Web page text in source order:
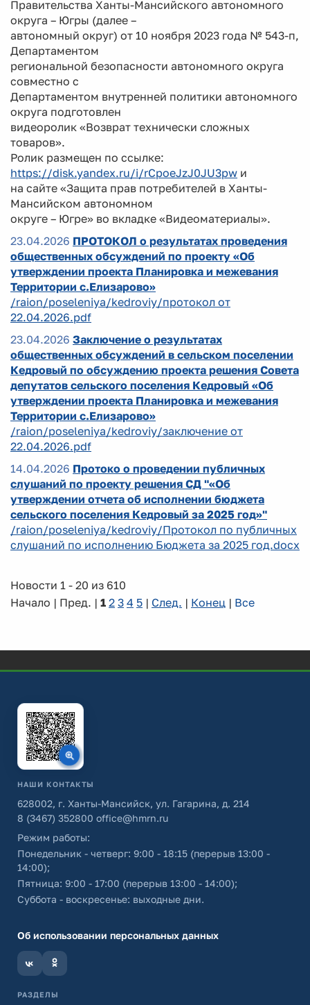
Правительства Ханты-Мансийского автономного
округа – Югры (далее –
автономный округ) от 10 ноября 2023 года № 543-п,
Департаментом
региональной безопасности автономного округа
совместно с
Департаментом внутренней политики автономного
округа подготовлен
видеоролик «Возврат технически сложных
товаров».
Ролик размещен по ссылке:
https://disk.yandex.ru/i/rCpoeJzJ0JU3pw и
на сайте «Защита прав потребителей в Ханты-
Мансийском автономном
округе – Югре» во вкладке «Видеоматериалы».
23.04.2026 ПРОТОКОЛ о результатах проведения
общественных обсуждений по проекту «Об
утверждении проекта Планировка и межевания
Территории с.Елизарово»
/raion/poseleniya/kedroviy/протокол от
22.04.2026.pdf
23.04.2026 Заключение о результатах
общественных обсуждений в сельском поселении
Кедровый по обсуждению проекта решения Совета
депутатов сельского поселения Кедровый «Об
утверждении проекта Планировка и межевания
Территории с.Елизарово»
/raion/poseleniya/kedroviy/заключение от
22.04.2026.pdf
14.04.2026 Протоко о проведении публичных
слушаний по проекту решения СД "«Об
утверждении отчета об исполнении бюджета
сельского поселения Кедровый за 2025 год»"
/raion/poseleniya/kedroviy/Протокол по публичных
слушаний по исполнению Бюджета за 2025 год.docx
Новости 1 - 20 из 610
Начало | Пред. | 1 2 3 4 5 | След. | Конец | Все
НАШИ КОНТАКТЫ
628002, г. Ханты-Мансийск, ул. Гагарина, д. 214
8 (3467) 352800 office@hmrn.ru
Режим работы:
Понедельник - четверг: 9:00 - 18:15 (перерыв 13:00 -
14:00);
Пятница: 9:00 - 17:00 (перерыв 13:00 - 14:00);
Суббота - воскресенье: выходные дни.
Об использовании персональных данных
РАЗДЕЛЫ